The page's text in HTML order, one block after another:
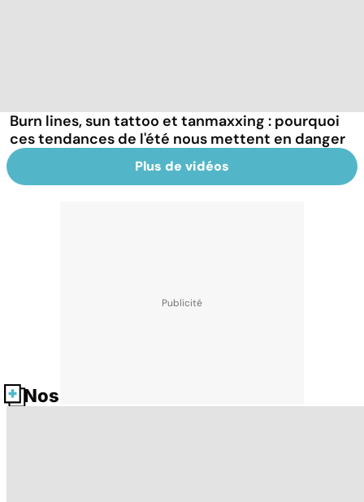
Burn lines, sun tattoo et tanmaxxing : pourquoi
ces tendances de l'été nous mettent en danger
Plus de vidéos
Nos fiches santé